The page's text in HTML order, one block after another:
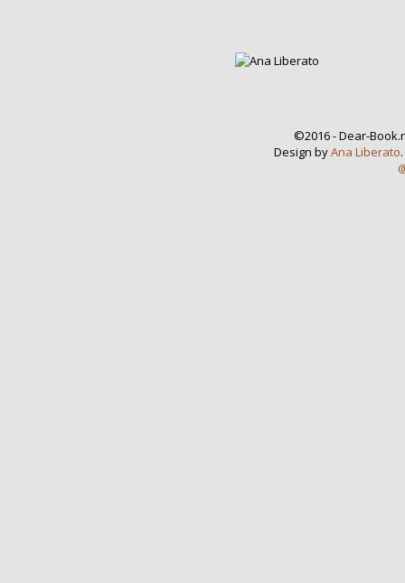
©2016 - Dear-
Design byAna Liberato